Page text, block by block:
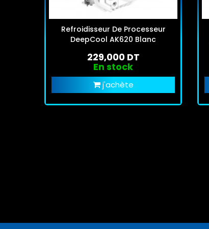
Refroidisseur De Processeur
DeepCool AK620 Blanc
229,000 DT
En stock
j'achète